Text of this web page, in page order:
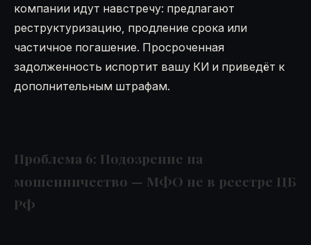
компании идут навстречу: предлагают
реструктуризацию, продление срока или
частичное погашение. Просроченная
задолженность испортит вашу КИ и приведёт к
дополнительным штрафам.
Проблема 6: Подозрение на
мошенничество — МФО не в реестре ЦБ
РФ